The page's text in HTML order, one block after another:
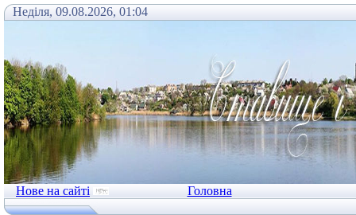
Неділя, 09.08.2026, 01:04
Нове на сайті Головна